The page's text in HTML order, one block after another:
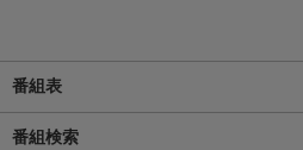
番組表
番組検索